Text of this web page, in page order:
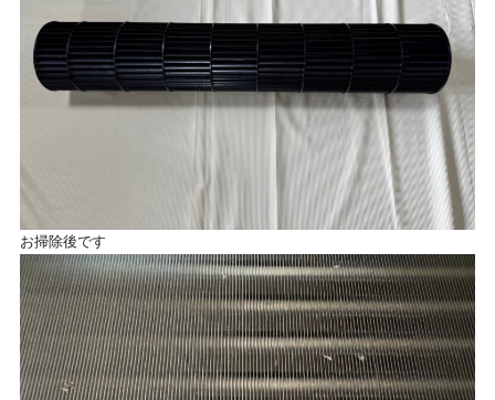
お掃除後です